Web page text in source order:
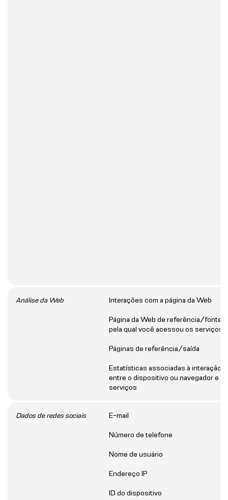
Análise da Web Interações com a página da Web
Página da Web de referência/fonte
pela qual você acessou os serviços
Páginas de referência/saída
Estatísticas associadas à interação
entre o dispositivo ou navegador e os
serviços
Dados de redes sociais E-mail
Número de telefone
Nome de usuário
Endereço IP
ID do dispositivo